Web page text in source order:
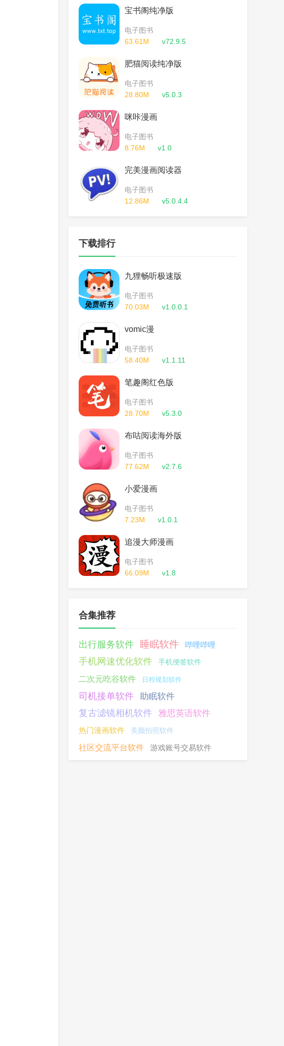
宝书阁纯净版
电子图书
63.61M
v72.9.5
肥猫阅读纯净版
电子图书
28.80M
v5.0.3
咪咔漫画
电子图书
8.76M
v1.0
完美漫画阅读器
电子图书
12.86M
v5.0.4.4
下载排行
九狸畅听极速版
电子图书
70.03M
v1.0.0.1
vomic漫
电子图书
58.40M
v1.1.11
笔趣阁红色版
电子图书
28.70M
v5.3.0
布咕阅读海外版
电子图书
77.62M
v2.7.6
小爱漫画
电子图书
7.23M
v1.0.1
追漫大师漫画
电子图书
66.09M
v1.8
合集推荐
出行服务软件 睡眠软件 哔哩哔哩
手机网速优化软件 手机便签软件
二次元吃谷软件 日程规划软件
司机接单软件 助眠软件
复古滤镜相机软件 雅思英语软件
热门漫画软件 美颜拍照软件
社区交流平台软件 游戏账号交易软件